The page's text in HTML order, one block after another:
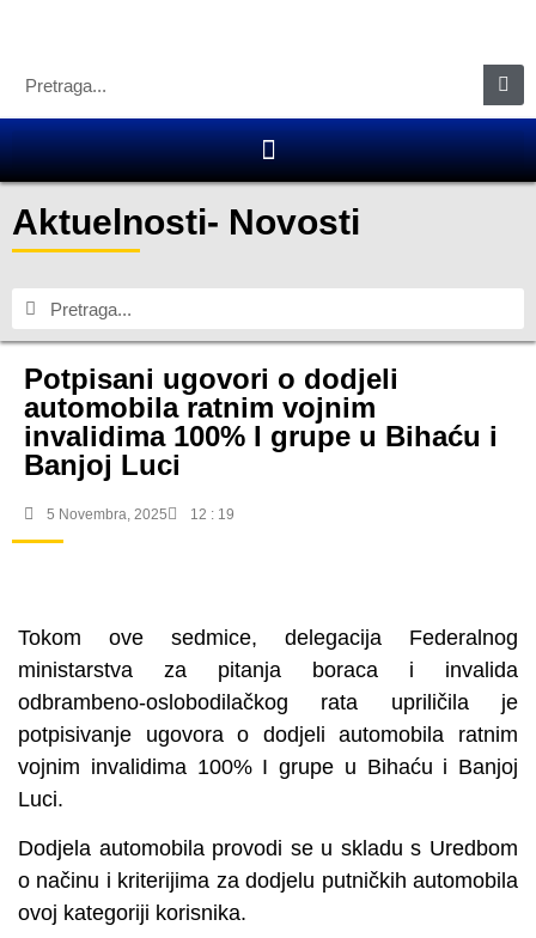
Aktuelnosti- Novosti
Potpisani ugovori o dodjeli
automobila ratnim vojnim
invalidima 100% I grupe u Bihaću i
Banjoj Luci
5 Novembra, 2025 12 : 19
Tokom ove sedmice, delegacija Federalnog
ministarstva za pitanja boraca i invalida
odbrambeno-oslobodilačkog rata upriličila je
potpisivanje ugovora o dodjeli automobila ratnim
vojnim invalidima 100% I grupe u Bihaću i Banjoj
Luci.
Dodjela automobila provodi se u skladu s Uredbom
o načinu i kriterijima za dodjelu putničkih automobila
ovoj kategoriji korisnika.